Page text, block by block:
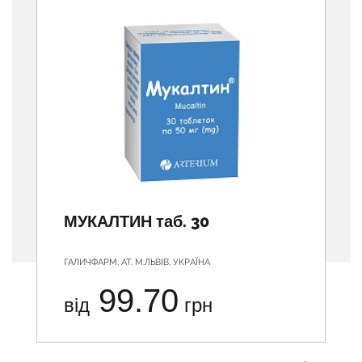
МУКАЛТИН таб. 30
ГАЛИЧФАРМ, АТ, М.ЛЬВІВ, УКРАЇНА
від 99.70 грн